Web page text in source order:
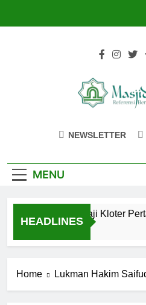
NEWSLETTER
MENU
HEADLINES
Calon Jemaah Haji Kloter
Home Lukman Hakim